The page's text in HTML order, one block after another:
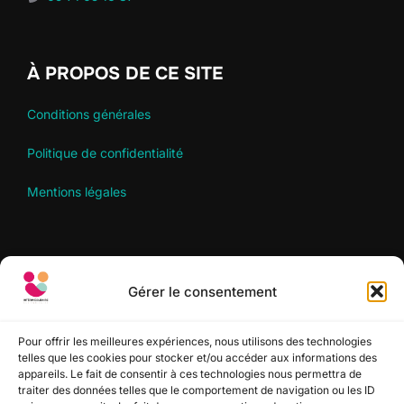
Gérer le consentement
Pour offrir les meilleures expériences, nous utilisons des technologies
telles que les cookies pour stocker et/ou accéder aux informations des
appareils. Le fait de consentir à ces technologies nous permettra de
traiter des données telles que le comportement de navigation ou les ID
À PROPOS DE CE SITE
Conditions générales
Politique de confidentialité
Mentions légales
RECHERCHER
Recherche
SUIVEZ-NOUS